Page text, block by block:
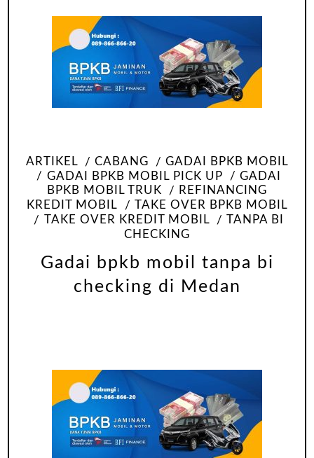
ARTIKEL CABANG
GADAI BPKB MOBIL
GADAI BPKB MOBIL PICK UP
GADAI
BPKB MOBIL TRUK
REFINANCING
KREDIT MOBIL
TAKE OVER BPKB MOBIL
TAKE OVER KREDIT MOBIL
TANPA BI
CHECKING
Gadai bpkb mobil tanpa bi
checking di Medan